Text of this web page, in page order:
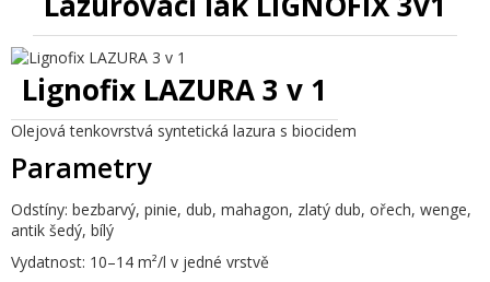
Lignofix LAZURA 3 v 1
Olejová tenkovrstvá syntetická lazura s biocidem
Parametry
Odstíny: bezbarvý, pinie, dub, mahagon, zlatý dub, ořech, wenge,
antik šedý, bílý
Vydatnost: 10–14 m²/l v jedné vrstvě